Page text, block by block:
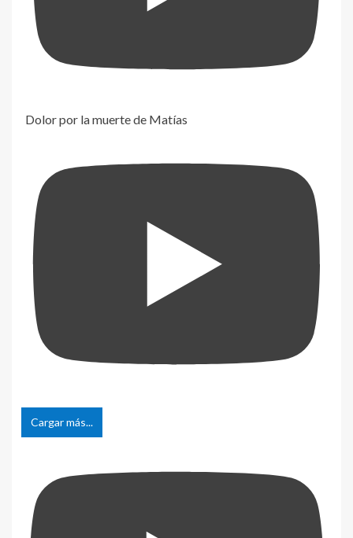
Dolor por la muerte de Matías
Cargar más...